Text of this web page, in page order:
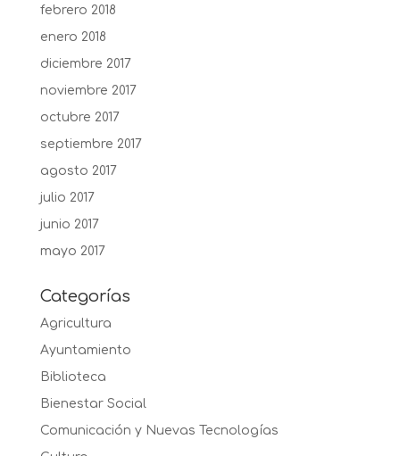
febrero 2018
enero 2018
diciembre 2017
noviembre 2017
octubre 2017
septiembre 2017
agosto 2017
julio 2017
junio 2017
mayo 2017
Categorías
Agricultura
Ayuntamiento
Biblioteca
Bienestar Social
Comunicación y Nuevas Tecnologías